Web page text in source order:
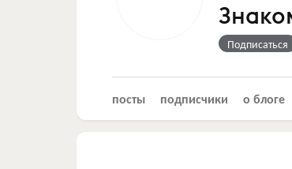
Подписаться
посты подписчики о блоге